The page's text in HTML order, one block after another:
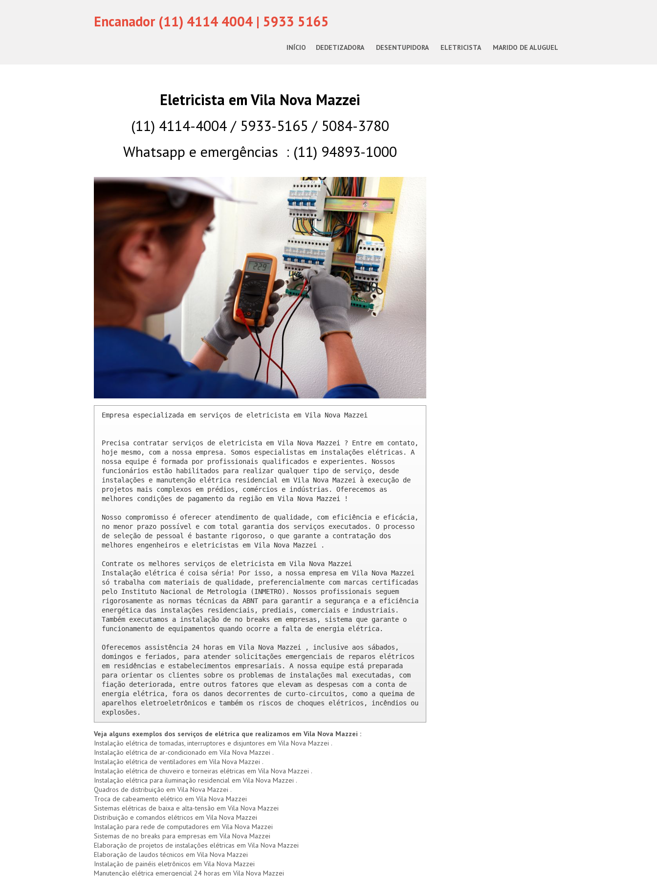
Encanador (11) 4114 4004 | 5933 5165
INÍCIO DEDETIZADORA DESENTUPIDORA ELETRICISTA MARIDO DE ALUGUEL
Eletricista em Vila Nova Mazzei
(11) 4114-4004 / 5933-5165 / 5084-3780
Whatsapp e emergências : (11) 94893-1000
Empresa especializada em serviços de eletricista em Vila Nova Mazzei
Precisa contratar serviços de eletricista em Vila Nova Mazzei ? Entre em contato,
hoje mesmo, com a nossa empresa. Somos especialistas em instalações elétricas. A
nossa equipe é formada por profissionais qualificados e experientes. Nossos
funcionários estão habilitados para realizar qualquer tipo de serviço, desde
instalações e manutenção elétrica residencial em Vila Nova Mazzei à execução de
projetos mais complexos em prédios, comércios e indústrias. Oferecemos as
melhores condições de pagamento da região em Vila Nova Mazzei !
Nosso compromisso é oferecer atendimento de qualidade, com eficiência e eficácia,
no menor prazo possível e com total garantia dos serviços executados. O processo
de seleção de pessoal é bastante rigoroso, o que garante a contratação dos
melhores engenheiros e eletricistas em Vila Nova Mazzei .
Contrate os melhores serviços de eletricista em Vila Nova Mazzei
Instalação elétrica é coisa séria! Por isso, a nossa empresa em Vila Nova Mazzei
só trabalha com materiais de qualidade, preferencialmente com marcas certificadas
pelo Instituto Nacional de Metrologia (INMETRO). Nossos profissionais seguem
rigorosamente as normas técnicas da ABNT para garantir a segurança e a eficiência
energética das instalações residenciais, prediais, comerciais e industriais.
Também executamos a instalação de no breaks em empresas, sistema que garante o
funcionamento de equipamentos quando ocorre a falta de energia elétrica.
Oferecemos assistência 24 horas em Vila Nova Mazzei , inclusive aos sábados,
domingos e feriados, para atender solicitações emergenciais de reparos elétricos
em residências e estabelecimentos empresariais. A nossa equipe está preparada
para orientar os clientes sobre os problemas de instalações mal executadas, com
fiação deteriorada, entre outros fatores que elevam as despesas com a conta de
energia elétrica, fora os danos decorrentes de curto-circuitos, como a queima de
aparelhos eletroeletrônicos e também os riscos de choques elétricos, incêndios ou
explosões.
Veja alguns exemplos dos serviços de elétrica que realizamos em Vila Nova Mazzei :
Instalação elétrica de tomadas, interruptores e disjuntores em Vila Nova Mazzei .
Instalação elétrica de ar-condicionado em Vila Nova Mazzei .
Instalação elétrica de ventiladores em Vila Nova Mazzei .
Instalação elétrica de chuveiro e torneiras elétricas em Vila Nova Mazzei .
Instalação elétrica para iluminação residencial em Vila Nova Mazzei .
Quadros de distribuição em Vila Nova Mazzei .
Troca de cabeamento elétrico em Vila Nova Mazzei
Sistemas elétricas de baixa e alta-tensão em Vila Nova Mazzei
Distribuição e comandos elétricos em Vila Nova Mazzei
Instalação para rede de computadores em Vila Nova Mazzei
Sistemas de no breaks para empresas em Vila Nova Mazzei
Elaboração de projetos de instalações elétricas em Vila Nova Mazzei
Elaboração de laudos técnicos em Vila Nova Mazzei
Instalação de painéis eletrônicos em Vila Nova Mazzei
Manutenção elétrica emergencial 24 horas em Vila Nova Mazzei